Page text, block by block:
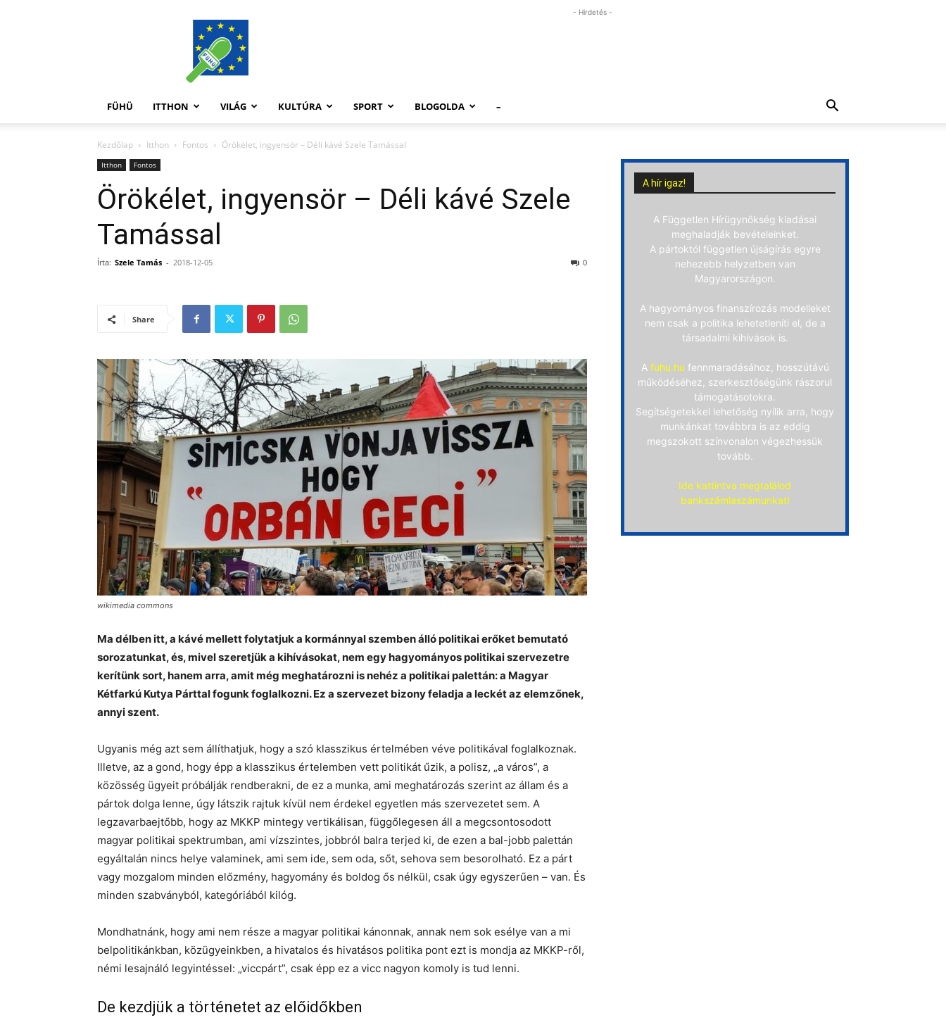
FüHü
- Hirdetés -
FÜHÜ ITTHON VILÁG KULTÚRA SPORT BLOGOLDA –
Kezdőlap Itthon Fontos Örökélet, ingyensör – Déli kávé Szele Tamással
Itthon Fontos
Örökélet, ingyensör – Déli kávé Szele
Tamással
Írta: Szele Tamás - 2018-12-05 0
Share
wikimedia commons
Ma délben itt, a kávé mellett folytatjuk a kormánnyal szemben álló politikai erőket bemutató
sorozatunkat, és, mivel szeretjük a kihívásokat, nem egy hagyományos politikai szervezetre
kerítünk sort, hanem arra, amit még meghatározni is nehéz a politikai palettán: a Magyar
Kétfarkú Kutya Párttal fogunk foglalkozni. Ez a szervezet bizony feladja a leckét az elemzőnek,
annyi szent.
Ugyanis még azt sem állíthatjuk, hogy a szó klasszikus értelmében véve politikával foglalkoznak.
Illetve, az a gond, hogy épp a klasszikus értelemben vett politikát űzik, a polisz, „a város”, a
közösség ügyeit próbálják rendberakni, de ez a munka, ami meghatározás szerint az állam és a
pártok dolga lenne, úgy látszik rajtuk kívül nem érdekel egyetlen más szervezetet sem. A
legzavarbaejtőbb, hogy az MKKP mintegy vertikálisan, függőlegesen áll a megcsontosodott
magyar politikai spektrumban, ami vízszintes, jobbról balra terjed ki, de ezen a bal-jobb palettán
egyáltalán nincs helye valaminek, ami sem ide, sem oda, sőt, sehova sem besorolható. Ez a párt
vagy mozgalom minden előzmény, hagyomány és boldog ős nélkül, csak úgy egyszerűen – van. És
minden szabványból, kategóriából kilóg.
Mondhatnánk, hogy ami nem része a magyar politikai kánonnak, annak nem sok esélye van a mi
belpolitikánkban, közügyeinkben, a hivatalos és hivatásos politika pont ezt is mondja az MKKP-ről,
némi lesajnáló legyintéssel: „viccpárt”, csak épp ez a vicc nagyon komoly is tud lenni.
De kezdjük a történetet az előidőkben
A hír igaz!
A Független Hírügynökség kiadásai
meghaladják bevételeinket.
A pártoktól független újságírás egyre
nehezebb helyzetben van
Magyarországon.
A hagyományos finanszírozás modelleket
nem csak a politika lehetetleníti el, de a
társadalmi kihívások is.
A fuhu.hu fennmaradásához, hosszútávú
működéséhez, szerkesztőségünk rászorul
támogatásotokra.
Segítségetekkel lehetőség nyílik arra, hogy
munkánkat továbbra is az eddig
megszokott színvonalon végezhessük
tovább.
Ide kattintva megtalálod
bankszámlaszámunkat!